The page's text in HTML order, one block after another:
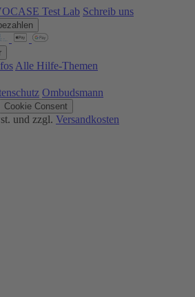
Test Lab Schreib uns
Alle Hilfe-Themen
Ombudsmann
Cookie Consent
und zzgl. Versandkosten